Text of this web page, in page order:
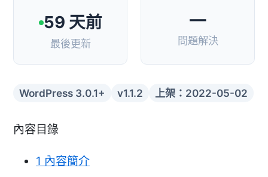
59 天前
最後更新
—
問題解決
WordPress 3.0.1+ v1.1.2 上架：2022-05-02
內容目錄
1 內容簡介